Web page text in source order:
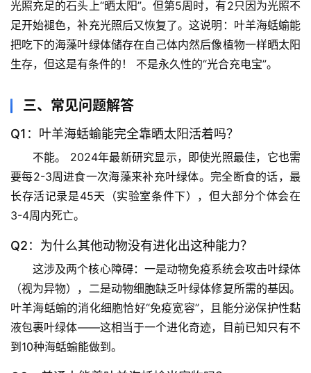
万
物
人
奥
史
档
案
宇
天
文
生
活
科
光照充足的石头上“晒太阳”。但第5周时，有2只因为光照不
足开始褪色，补充光照后又恢复了。这说明： 叶羊海蛞蝓能
把吃下的海藻叶绿体储存在自己体内然后像植物一样晒太阳
生存，但这是有条件的！
不是永久性的“光合充电宝”。
三、常见问题解答
Q1：叶羊海蛞蝓能完全靠晒太阳活着吗？
不能。
2024年最新研究显示，即使光照最佳，它也需
要每2-3周进食一次海藻来补充叶绿体。完全断食的话，最
长存活记录是45天（实验室条件下），但大部分个体会在
3-4周内死亡。
Q2：为什么其他动物没有进化出这种能力？
这涉及两个核心障碍：一是动物免疫系统会攻击叶绿体
（视为异物），二是动物细胞缺乏叶绿体修复所需的基因。
叶羊海蛞蝓的消化细胞恰好“免疫宽容”，且能分泌保护性黏
液包裹叶绿体——这相当于一个进化奇迹，目前已知只有不
到10种海蛞蝓能做到。